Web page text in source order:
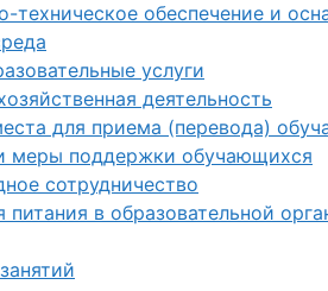
техническое обеспечение и
услуги
деятельность
для приема (перевода)
меры поддержки обучающихся
сотрудничество
питания в образовательной